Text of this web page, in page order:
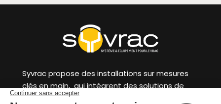
Syvrac propose des installations sur mesures
clés en main, qui intègrent des solutions de
cheminement process ou de mise en sécurité,